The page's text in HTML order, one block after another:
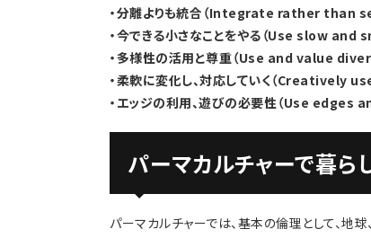
・分離よりも統合（Integrate rather than
・今できる小さなことをやる（Use slow
・多様性の活用と尊重（Use and value
・柔軟に変化し、対応していく（
・エッジの利用、遊びの必要性（Use
パーマカルチャーで暮ら
パーマカルチャーでは、基本の倫理として、地